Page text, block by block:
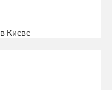
в Киеве